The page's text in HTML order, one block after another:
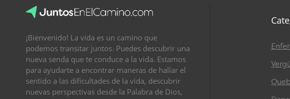
¡Bienvenido! La vida es un camino que
podemos transitar juntos. Puedes descubrir una
nueva senda que te conduce a la vida. Estamos
para ayudarte a encontrar maneras de hallar el
sentido a las dificultades de la vida, descubrir
nuevas perspectivas desde la Palabra de Dios,